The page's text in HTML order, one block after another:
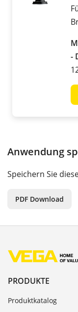
-
Anwendung
Speichern Sie
PDF Download
PRODUKTE
Produktkatalog